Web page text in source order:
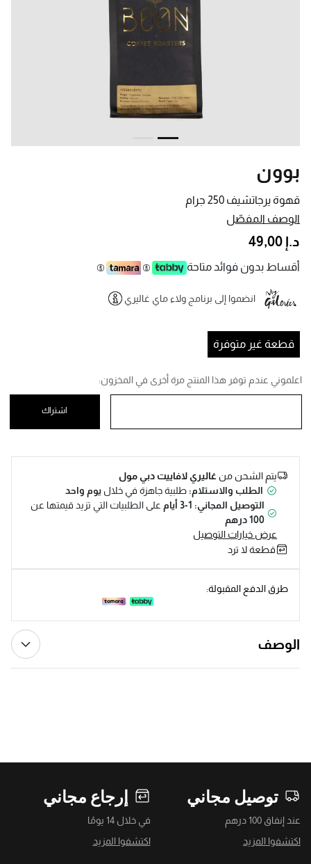
قهوة يرجاتشيف 250 جرام
بوون
الوصف المفصّل
د.إ 49,00
أقساط بدون فوائد متاحة
انضموا إلى برنامج ولاء ماي غاليري
قطعة غير متوفرة
اعلموني عندم توفر هذا المنتج مرة أخرى في المخزون:
اشتراك
يتم الشحن منغاليري لافاييت دبي مول
الطلب والاستلام: طلبية جاهزة في خلال يوم واحد
التوصيل المجاني: 1-3 أيام
على الطلبيات التي تزيد قيمتها عن
100 درهم
عرض خيارات التوصيل
قطعة لا ترد
طرق الدفع المقبولة:
الوصف
توصيل مجاني
عند إنفاق 100 درهم
اكتشفوا المزيد
إرجاع مجاني
في خلال 14 يومًا
اكتشفوا المزيد